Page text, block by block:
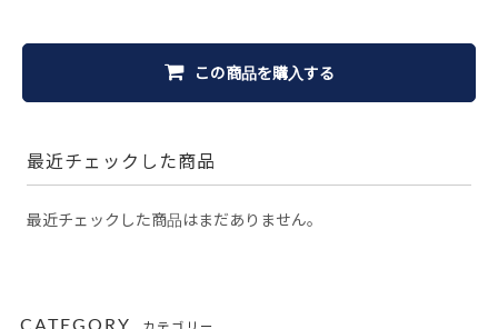
この商品を購入する
最近チェックした商品
最近チェックした商品はまだありません。
CATEGORY カテゴリー